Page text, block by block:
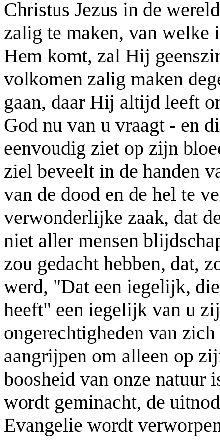
Christus Jezus in de
zalig te maken, van welke
Hem komt, zal Hij
volkomen zalig maken
gaan, daar Hij altijd leeft
God nu van u vraagt - en
eenvoudig ziet op zijn
ziel beveelt in de handen
van de dood en de hel te
verwonderlijke zaak, dat
niet aller mensen
zou gedacht hebben, dat,
werd, "Dat een iegelijk,
heeft" een iegelijk van u
ongerechtigheden van
aangrijpen om alleen op
boosheid van onze natuur
wordt geminacht, de
Evangelie wordt